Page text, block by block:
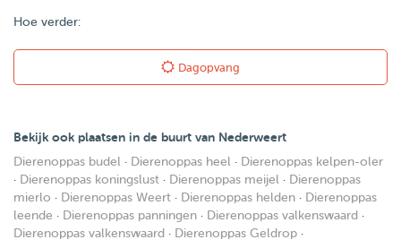
Hoe verder:
Dagopvang
Bekijk ook plaatsen in de buurt van Nederweert
Dierenoppas budel · Dierenoppas heel · Dierenoppas kelpen-oler
· Dierenoppas koningslust · Dierenoppas meijel · Dierenoppas
mierlo · Dierenoppas Weert · Dierenoppas helden · Dierenoppas
leende · Dierenoppas panningen · Dierenoppas valkenswaard ·
Dierenoppas valkenswaard · Dierenoppas Geldrop ·